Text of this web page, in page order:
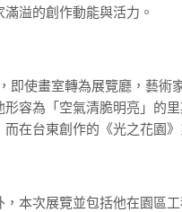
溢的創作動能與活力。
即使畫室轉為展覽廳，藝
容為「空氣清脆明亮」的
在台東創作的《光之花園
本次展覽並包括他在園區